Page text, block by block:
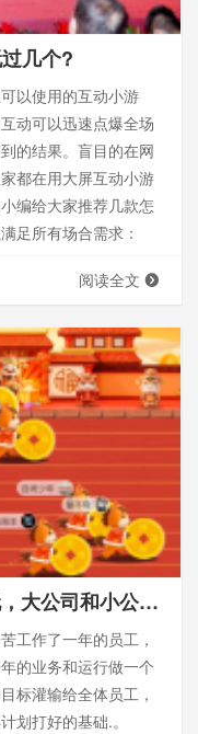
几个?
以使用的互动小游
动可以迅速点爆全场
的结果。盲目的在网
都在用大屏互动小游
编给大家推荐几款怎
足所有场合需求：
阅读全文
2026企业年会不妨试试这么玩，大公司和小公司都可以用！
工作了一年的员工，
的业务和运行做一个
标灌输给全体员工，
划打好的基础.。